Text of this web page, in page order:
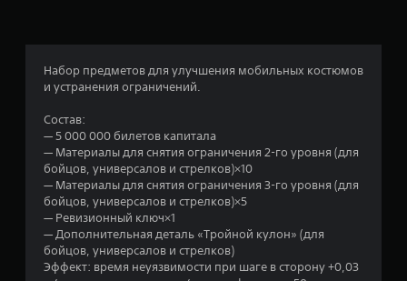
:
1
и
Набор предметов для улучшения мобильных костюмов
и устранения ограничений.
Состав:
— 5 000 000 билетов капитала
— Материалы для снятия ограничения 2-го уровня (для
бойцов, универсалов и стрелков)×10
— Материалы для снятия ограничения 3-го уровня (для
бойцов, универсалов и стрелков)×5
— Ревизионный ключ×1
— Дополнительная деталь «Тройной кулон» (для
бойцов, универсалов и стрелков)
Эффект: время неуязвимости при шаге в сторону +0,03